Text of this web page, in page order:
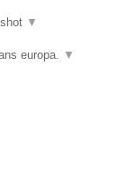
▼
europa. ▼